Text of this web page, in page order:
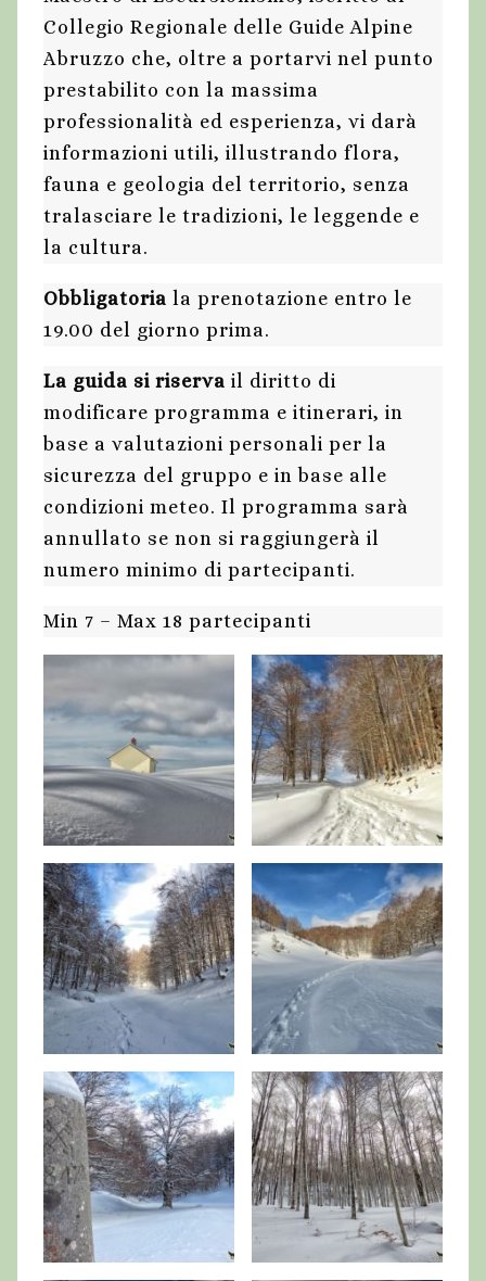
Collegio Regionale delle Guide Alpine
Abruzzo che, oltre a portarvi nel punto
prestabilito con la massima
professionalità ed esperienza, vi darà
informazioni utili, illustrando flora,
fauna e geologia del territorio, senza
tralasciare le tradizioni, le leggende e
la cultura.
Obbligatoria la prenotazione entro le
19.00 del giorno prima.
La guida si riserva il diritto di
modificare programma e itinerari, in
base a valutazioni personali per la
sicurezza del gruppo e in base alle
condizioni meteo. Il programma sarà
annullato se non si raggiungerà il
numero minimo di partecipanti.
Min 7 – Max 18 partecipanti